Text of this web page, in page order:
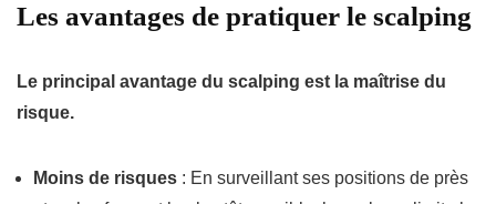
Les avantages de pratiquer le scalping
Le principal avantage du scalping est la maîtrise du
risque.
Moins de risques : En surveillant ses positions de près